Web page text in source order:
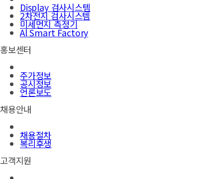
Display 검사시스템
2차전지 검사시스템
미세먼지 측정기
Al Smart Factory
홍보센터
주가정보
공시정보
언론보도
채용안내
채용절차
복리후생
고객지원